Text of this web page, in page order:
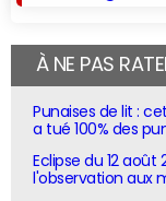
À NE PAS
Punaises de lit :
a tué 100% des
Eclipse du 12
l'observation aux